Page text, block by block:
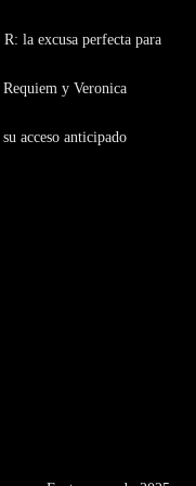
la excusa perfecta para
y Veronica
acceso anticipado